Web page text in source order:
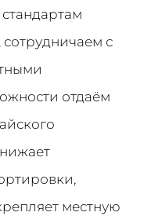
сотрудничаем с
отдаём
местную